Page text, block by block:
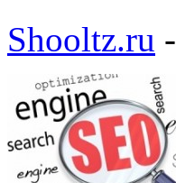
Shooltz.ru